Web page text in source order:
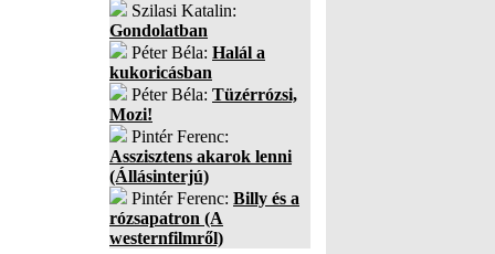
Szilasi Katalin:
Gondolatban
Péter Béla: Halál a
kukoricásban
Péter Béla: Tüzérrózsi,
Mozi!
Pintér Ferenc:
Asszisztens akarok lenni
(Állásinterjú)
Pintér Ferenc: Billy és a
rózsapatron (A
westernfilmről)